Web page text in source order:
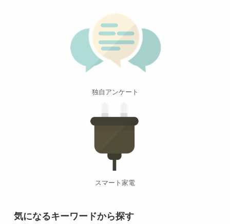
独自アンケート
スマート家電
気になるキーワードから探す